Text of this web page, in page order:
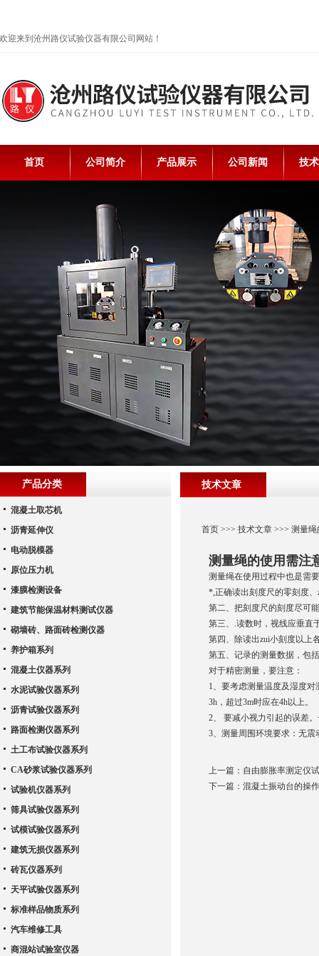
欢迎来到沧州路仪试验仪器有限公司网站！
首页 公司简介 产品展示 公司新闻 技
技术文章
首页>>> 技术文章>>> 测量绳
测量绳的使用需注
测量绳在使用过程中也是需
*,正确读出刻度尺的零刻度
第二、把刻度尺的刻度尽可
第三、.读数时，视线应垂直
第四、除读出zui小刻度以上
第五、记录的测量数据，包
对于精密测量，要注意：
1、要考虑测量温度及湿度
3h，超过3m时应在4h以上。
2、 要减小视力引起的误差
3、测量周围环境要求：无
上一篇： 自由膨胀率测定仪
下一篇： 混凝土振动台的操
产品分类
混凝土取芯机
沥青延伸仪
电动脱模器
原位压力机
漆膜检测设备
建筑节能保温材料测试仪器
砌墙砖、路面砖检测仪器
养护箱系列
混凝土仪器系列
水泥试验仪器系列
沥青试验仪器系列
路面检测仪器系列
土工布试验仪器系列
CA砂浆试验仪器系列
试验机仪器系列
筛具试验仪器系列
试模试验仪器系列
建筑无损仪器系列
砖瓦仪器系列
天平试验仪器系列
标准样品物质系列
汽车维修工具
商混站试验室仪器